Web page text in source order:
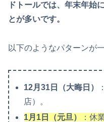
ドトールでは、年末年始
とが多いです。
以下のようなパターンが
12月31日（大晦日）
店）。
1月1日（元旦）
：休